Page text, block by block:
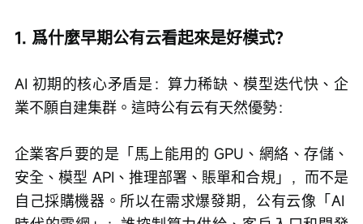
1. 爲什麼早期公有云看起來是好模式？
AI 初期的核心矛盾是：算力稀缺、模型迭代快、企
業不願自建集群。這時公有云有天然優勢：
企業客戶要的是「馬上能用的 GPU、網絡、存儲、
安全、模型 API、推理部署、賬單和合規」，而不是
自己採購機器。所以在需求爆發期，公有云像「AI